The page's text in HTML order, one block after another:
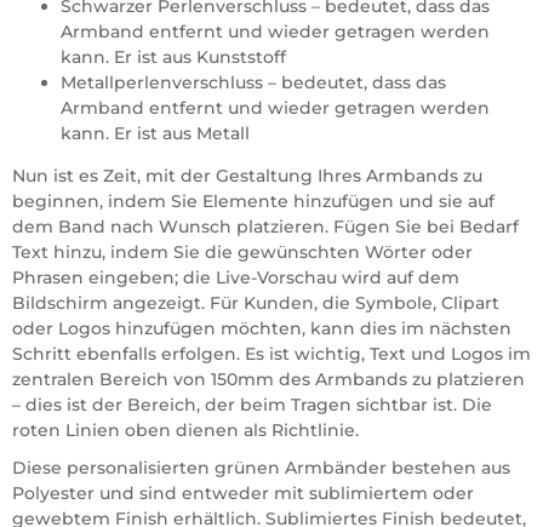
Schwarzer Perlenverschluss – bedeutet, dass das
Armband entfernt und wieder getragen werden
kann. Er ist aus Kunststoff
Metallperlenverschluss – bedeutet, dass das
Armband entfernt und wieder getragen werden
kann. Er ist aus Metall
Nun ist es Zeit, mit der Gestaltung Ihres Armbands zu
beginnen, indem Sie Elemente hinzufügen und sie auf
dem Band nach Wunsch platzieren. Fügen Sie bei Bedarf
Text hinzu, indem Sie die gewünschten Wörter oder
Phrasen eingeben; die Live-Vorschau wird auf dem
Bildschirm angezeigt. Für Kunden, die Symbole, Clipart
oder Logos hinzufügen möchten, kann dies im nächsten
Schritt ebenfalls erfolgen. Es ist wichtig, Text und Logos im
zentralen Bereich von 150mm des Armbands zu platzieren
– dies ist der Bereich, der beim Tragen sichtbar ist. Die
roten Linien oben dienen als Richtlinie.
Diese personalisierten grünen Armbänder bestehen aus
Polyester und sind entweder mit sublimiertem oder
gewebtem Finish erhältlich. Sublimiertes Finish bedeutet,